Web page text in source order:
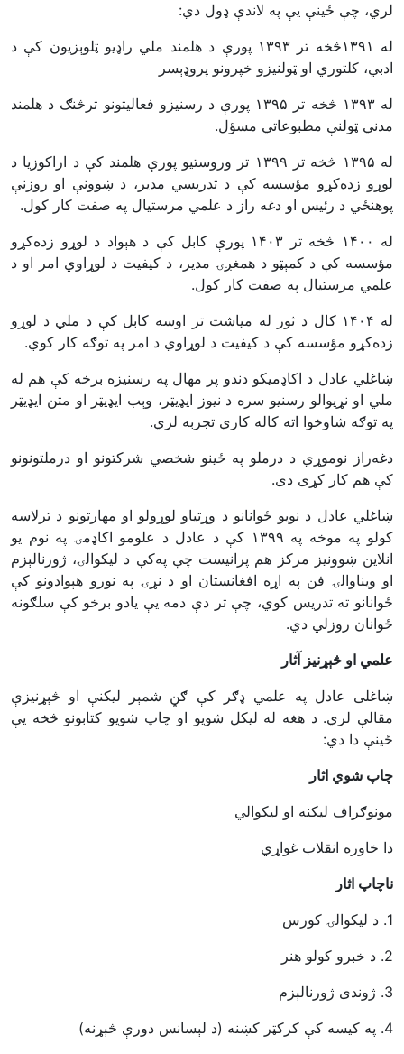
لري، چې ځينې يې په لاندې ډول دي:
له ۱۳۹۱څخه تر ۱۳۹۳ پورې د هلمند ملي راډيو ټلوېزيون کې د
ادبي، کلتوري او ټولنيزو خپرونو پروډېسر
له ۱۳۹۳ څخه تر ۱۳۹۵ پورې د رسنيزو فعاليتونو ترڅنګ د هلمند
مدني ټولنې مطبوعاتي مسؤل.
له ۱۳۹۵ څخه تر ۱۳۹۹ تر وروستيو پورې هلمند کې د اراکوزيا د
لوړو زده‌کړو مؤسسه کې د تدريسي مدير، د ښوونې او روزنې
پوهنځي د رئيس او دغه راز د علمي مرستيال په صفت کار کول.
له ۱۴۰۰ څخه تر ۱۴۰۳ پورې کابل کې د هېواد د لوړو زده‌کړو
مؤسسه کې د کمېټو د همغږۍ مدير، د کيفيت د لوړاوي امر او د
علمي مرستيال په صفت کار کول.
له ۱۴۰۴ کال د ثور له مياشت تر اوسه کابل کې د ملي د لوړو
زده‌کړو مؤسسه کې د کيفيت د لوړاوي د امر په توګه کار کوي.
ښاغلي عادل د اکاډميکو دندو پر مهال په رسنيزه برخه کې هم له
ملي او نړيوالو رسنيو سره د نيوز ايډيټر، وېب ايډيټر او متن ايډيټر
په توګه شاوخوا اته کاله کاري تجربه لري.
دغه‌راز نوموړي د درملو په ځينو شخصي شرکتونو او درملتونونو
کې هم کار کړی دی.
ښاغلي عادل د نويو ځوانانو د وړتياو لوړولو او مهارتونو د ترلاسه
کولو په موخه په ۱۳۹۹ کې د عادل د علومو اکاډمۍ په نوم يو
انلاين ښوونيز مرکز هم پرانيست چې په‌کې د ليکوالۍ، ژورنالېزم
او ويناوالۍ فن په اړه افغانستان او د نړۍ په نورو هېوادونو کې
ځوانانو ته تدريس کوي، چې تر دې دمه يې يادو برخو کې سلګونه
ځوانان روزلي دي.
علمي او څېړنیز آثار
ښاغلی عادل په علمي ډګر کې ګڼ شمېر لیکنې او څېړنیزې
مقالې لري. د هغه له لیکل شويو او چاپ شويو کتابونو څخه يې
ځینې دا دي:
چاپ شوي اثار
مونوګراف ليکنه او ليکوالي
دا خاوره انقلاب غواړي
ناچاپ اثار
1
. د ليکوالۍ کورس
2
. د خبرو کولو هنر
3
. ژوندی ژورنالېزم
4
. په کيسه کې کرکټر کښنه (د لېسانس دورې څېړنه)